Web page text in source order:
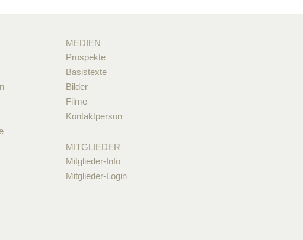
MEDIEN
Prospekte
Basistexte
Bilder
Filme
Kontaktperson
MITGLIEDER
Mitglieder-Info
Mitglieder-Login